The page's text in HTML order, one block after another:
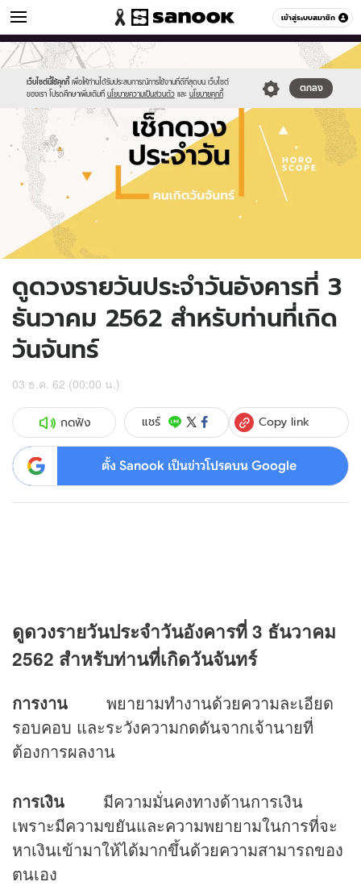
เข้าสู่ระบบสมาชิก
ดูดวง หมวดอื่นๆ
เว็บไซต์นี้ใช้คุกกี้ เพื่อให้ท่านได้รับประสบการณ์การใช้งานที่ดีที่สุดบน เว็บไซต์
ของเรา โปรดศึกษาเพิ่มเติมที่ นโยบายความเป็นส่วนตัว และ นโยบายคุกกี้
ตกลง
Sanook
//s.isanook.com/sr/0/images/logo-
new-
sanook.png
600
60
//s.isanook.com/ho/0/ud/fxd/day/daily-
horoscope-
monday.jpg
ดูดวงรายวันประจำวันอังคารที่ 3
ธันวาคม 2562 สำหรับท่านที่เกิด
วันจันทร์
03 ธ.ค. 62 (00:00 น.)
กดฟัง แชร์ Copy link
ตั้ง Sanook เป็นข่าวโปรดบน Google
ดูดวงรายวันประจำวันอังคารที่ 3 ธันวาคม
2562 สำหรับท่านที่เกิดวันจันทร์
การงาน พยายามทำงานด้วยความละเอียด
รอบคอบ และระวังความกดดันจากเจ้านายที่
ต้องการผลงาน
การเงิน มีความมั่นคงทางด้านการเงิน
เพราะมีความขยันและความพยายามในการที่จะ
หาเงินเข้ามาให้ได้มากขึ้นด้วยความสามารถของ
ตนเอง